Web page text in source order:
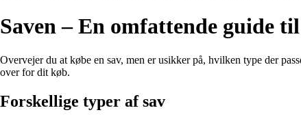
Saven – En omfattende guide
Overvejer du at købe en sav, men er usikker på, hvilken type der
over for dit køb.
Forskellige typer af sav